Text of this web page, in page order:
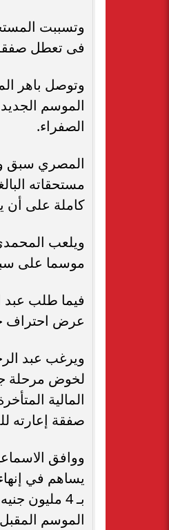
فى تعطل
وتوصل باهر
الصفراء.
كاملة على أن
موسما على
فيما طلب عبد
عرض احتراف
ويرغب عبد
لخوض مرحلة
صفقة إعارته
ووافق
يساهم في
الموسم